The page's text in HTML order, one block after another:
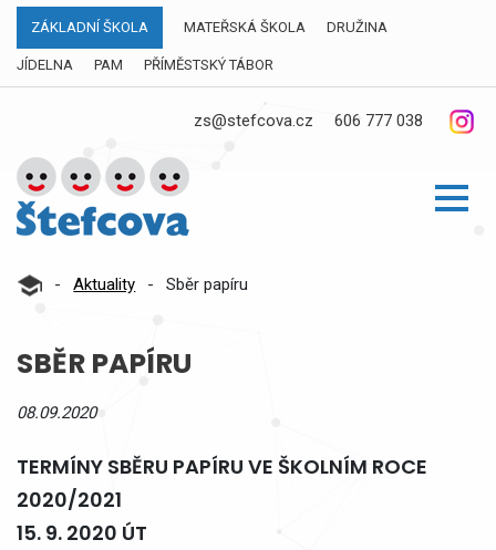
ZÁKLADNÍ ŠKOLA MATEŘSKÁ ŠKOLA DRUŽINA
JÍDELNA PAM PŘÍMĚSTSKÝ TÁBOR
zs@stefcova.cz 606 777 038
- Aktuality - Sběr papíru
SBĚR PAPÍRU
08.09.2020
TERMÍNY SBĚRU PAPÍRU VE ŠKOLNÍM ROCE
2020/2021
15. 9. 2020 ÚT